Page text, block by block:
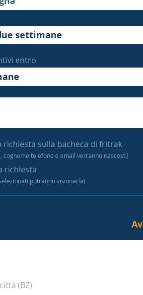
entro
richiesta sulla bacheca di fritrak
cognome telefono e email verranno nascosti)
richiesta
potranno visionarla)
(BZ)